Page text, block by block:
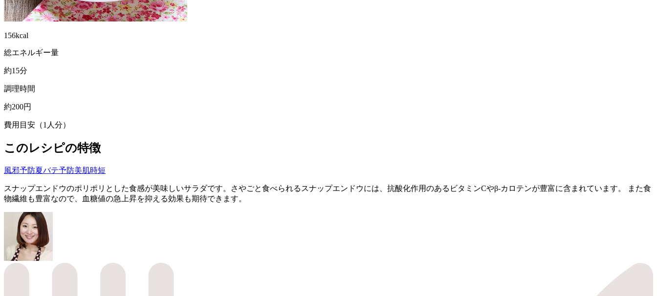
156kcal
総エネルギー量
約15分
調理時間
約200円
費用目安（1人分）
このレシピの特徴
風邪予防夏バテ予防美肌時短
スナップエンドウのポリポリとした食感が美味しいサラダです。さやごと食べられるスナップエンドウには、抗酸化作用のあるビタミンCやβ-カロテンが豊富に含まれています。 また食
物繊維も豊富なので、血糖値の急上昇を抑える効果も期待できます。